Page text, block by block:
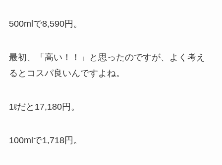
500mlで8,590円。
最初、「高い！！」と思ったのですが、よく考え
るとコスパ良いんですよね。
1ℓだと17,180円。
100mlで1,718円。